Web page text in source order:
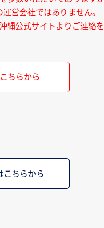
営会社ではありません。
縄公式サイトよりご連絡を
ちらから
こちらから